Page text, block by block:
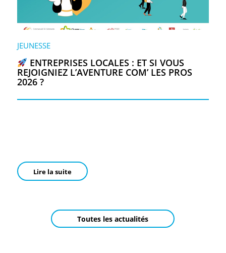
JEUNESSE
ENTREPRISES LOCALES : ET SI VOUS
REJOIGNIEZ L’AVENTURE COM’ LES PROS
2026 ?
Lire la suite
Toutes les actualités